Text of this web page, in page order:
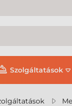
Szolgáltatások